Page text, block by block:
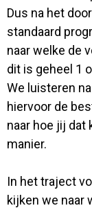
Dus na het
standaard
naar welke de
dit is geheel 1
We luisteren
hiervoor de
naar hoe jij dat
manier.
In het traject
kijken we naar